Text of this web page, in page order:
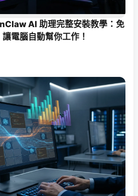
AI 助理完整安裝教學：免
電腦自動幫你工作！